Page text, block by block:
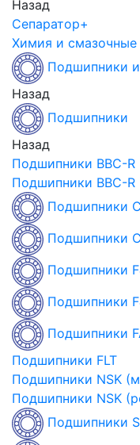
Назад
Сепаратор+
Химия и
Подшипники
Назад
Подшипники
Назад
Подшипники BBC-R
Подшипники BBC-
Подшипники
Подшипники
Подшипники
Подшипники
Подшипники
Подшипники FLT
Подшипники NSK
Подшипники NSK
Подшипники